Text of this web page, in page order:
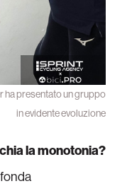
ha presentato un gruppo
in evidente evoluzione
la monotonia?